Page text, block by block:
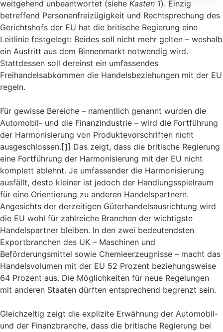
weitgehend unbeantwortet (siehe Kasten 1). Einzig
betreffend Personenfreizügigkeit und Rechtsprechung des
Gerichtshofs der EU hat die britische Regierung eine
Leitlinie festgelegt: Beides soll nicht mehr gelten – weshalb
ein Austritt aus dem Binnenmarkt notwendig wird.
Stattdessen soll dereinst ein umfassendes
Freihandelsabkommen die Handelsbeziehungen mit der EU
regeln.
Für gewisse Bereiche – namentlich genannt wurden die
Automobil- und die Finanzindustrie – wird die Fortführung
der Harmonisierung von Produktevorschriften nicht
ausgeschlossen. [1] Das zeigt, dass die britische Regierung
eine Fortführung der Harmonisierung mit der EU nicht
komplett ablehnt. Je umfassender die Harmonisierung
ausfällt, desto kleiner ist jedoch der Handlungsspielraum
für eine Orientierung zu anderen Handelspartnern.
Angesichts der derzeitigen Güterhandelsausrichtung wird
die EU wohl für zahlreiche Branchen der wichtigste
Handelspartner bleiben. In den zwei bedeutendsten
Exportbranchen des UK – Maschinen und
Beförderungsmittel sowie Chemieerzeugnisse – macht das
Handelsvolumen mit der EU 52 Prozent beziehungsweise
64 Prozent aus. Die Möglichkeiten für neue Regelungen
mit anderen Staaten dürften entsprechend begrenzt sein.
Gleichzeitig zeigt die explizite Erwähnung der Automobil-
und der Finanzbranche, dass die britische Regierung bei